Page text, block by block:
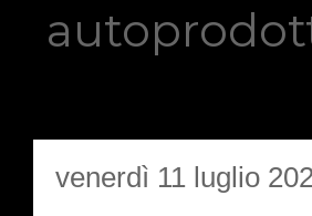
venerdì 11 luglio